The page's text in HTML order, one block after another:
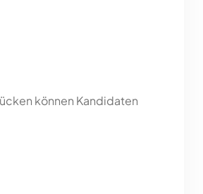
können Kandidaten